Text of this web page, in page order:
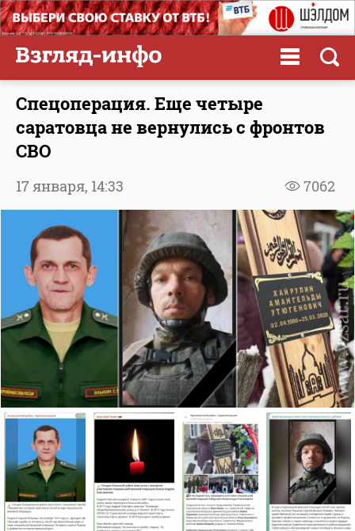
Спецоперация. Еще четыре
саратовца не вернулись с фронтов
СВО
7062
17 января, 14:33